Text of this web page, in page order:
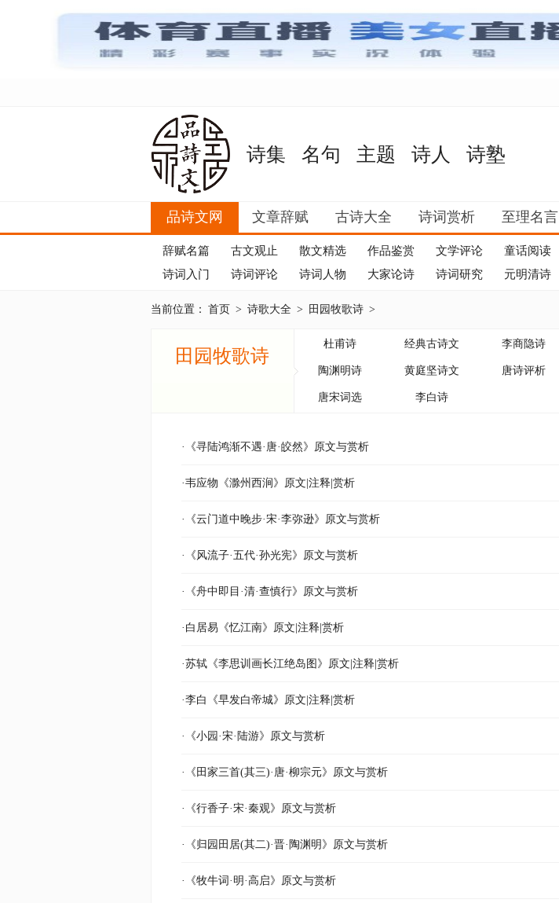
诗集 名句 主题 诗人 诗塾
品诗文网 文章辞赋 古诗大全 诗词赏析 至理名言
辞赋名篇 古文观止 散文精选 作品鉴赏 文学评论 童话阅读
诗词入门
诗词评论 诗词人物 大家论诗 诗词研究 元明清诗
当前位置： 首页 > 诗歌大全 > 田园牧歌诗 >
田园牧歌诗
杜甫诗 经典古诗文 李商隐诗
陶渊明诗 黄庭坚诗文 唐诗评析
唐宋词选 李白诗
·《寻陆鸿渐不遇·唐·皎然》原文与赏析
·韦应物《滁州西涧》原文|注释|赏析
·《云门道中晚步·宋·李弥逊》原文与赏析
·《风流子·五代·孙光宪》原文与赏析
·《舟中即目·清·查慎行》原文与赏析
·白居易《忆江南》原文|注释|赏析
·苏轼《李思训画长江绝岛图》原文|注释|赏析
·李白《早发白帝城》原文|注释|赏析
·《小园·宋·陆游》原文与赏析
·《田家三首(其三)·唐·柳宗元》原文与赏析
·《行香子·宋·秦观》原文与赏析
·《归园田居(其二)·晋·陶渊明》原文与赏析
·《牧牛词·明·高启》原文与赏析